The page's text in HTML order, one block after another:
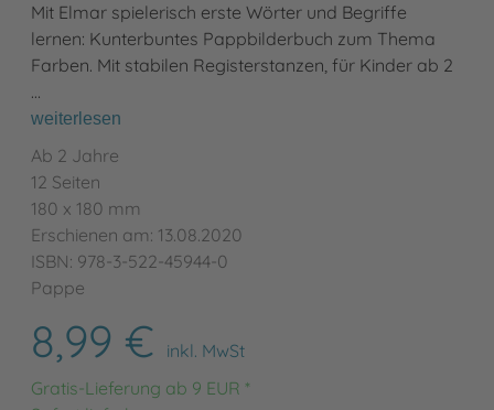
Mit Elmar spielerisch erste Wörter und Begriffe
lernen: Kunterbuntes Pappbilderbuch zum Thema
Farben. Mit stabilen Registerstanzen, für Kinder ab 2
…
weiterlesen
Ab 2 Jahre
12 Seiten
180 x 180 mm
Erschienen am: 13.08.2020
ISBN: 978-3-522-45944-0
Pappe
8,99 €
inkl. MwSt
Gratis-Lieferung ab 9 EUR *